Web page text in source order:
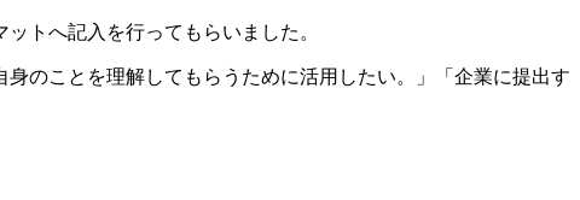
トへ記入を行ってもらいました。
のことを理解してもらうために活用したい。」「企業に提出す